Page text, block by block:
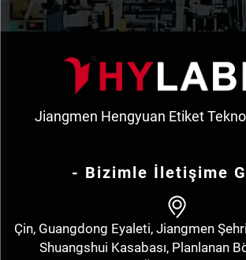
Jiangmen Hengyuan Etiket
- Bizimle İletişime
Çin, Guangdong Eyaleti, Jiangmen
Shuangshui Kasabası, Planlanan